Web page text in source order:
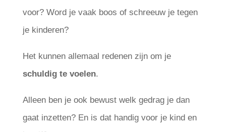
voor? Word je vaak boos of schreeuw je tegen
je kinderen?
Het kunnen allemaal redenen zijn om je
schuldig te voelen.
Alleen ben je ook bewust welk gedrag je dan
gaat inzetten? En is dat handig voor je kind en